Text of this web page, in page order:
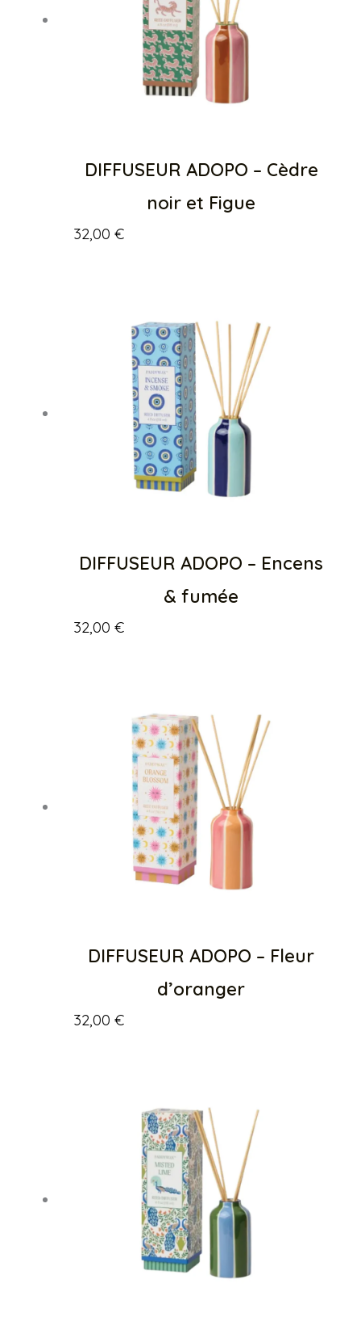
DIFFUSEUR ADOPO – Cèdre
noir et Figue
32,00 €
DIFFUSEUR ADOPO – Encens
& fumée
32,00 €
DIFFUSEUR ADOPO – Fleur
d’oranger
32,00 €